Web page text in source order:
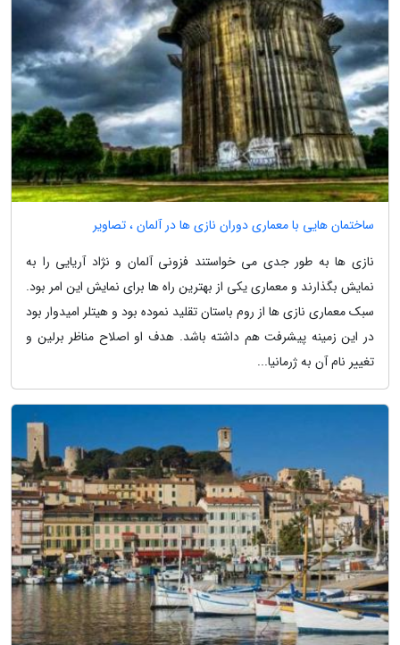
ساختمان هایی با معماری دوران نازی ها در آلمان ، تصاویر
نازی ها به طور جدی می خواستند فزونی آلمان و نژاد آریایی را به
نمایش بگذارند و معماری یکی از بهترین راه ها برای نمایش این امر بود.
سبک معماری نازی ها از روم باستان تقلید نموده بود و هیتلر امیدوار بود
در این زمینه پیشرفت هم داشته باشد. هدف او اصلاح مناظر برلین و
تغییر نام آن به ژرمانیا...